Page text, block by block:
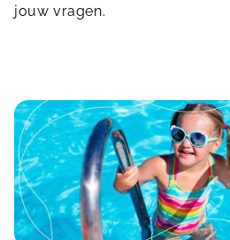
jouw vragen.